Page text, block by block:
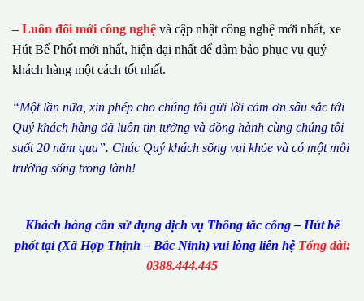
– Luôn đổi mới công nghệ và cập nhật công nghệ mới nhất, xe
Hút Bể Phốt mới nhất, hiện đại nhất để đảm bảo phục vụ quý
khách hàng một cách tốt nhất.
“Một lần nữa, xin phép cho chúng tôi gửi lời cảm ơn sâu sắc tới
Quý khách hàng đã luôn tin tưởng và đồng hành cùng chúng tôi
suốt 20 năm qua”. Chúc Quý khách sống vui khỏe và có một môi
trường sống trong lành!
Khách hàng cần sử dụng dịch vụ Thông tắc cống – Hút bể
phốt tại (Xã Hợp Thịnh – Bắc Ninh) vui lòng liên hệ Tổng đài:
0388.444.445